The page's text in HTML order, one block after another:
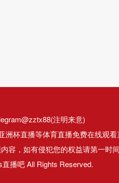
注明来意)
杯直播等体育直播免费在线观
容，如有侵犯您的权益请第一时
播吧 All Rights Reserved.